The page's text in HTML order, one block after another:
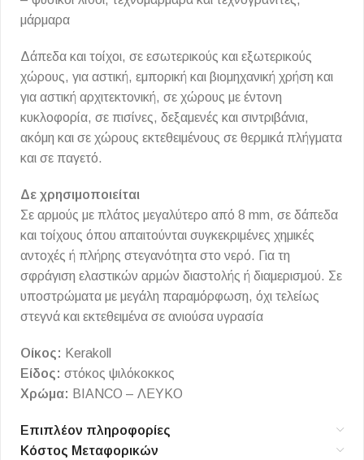
μάρμαρα
Δάπεδα και τοίχοι, σε εσωτερικούς και εξωτερικούς
χώρους, για αστική, εμπορική και βιομηχανική χρήση και
για αστική αρχιτεκτονική, σε χώρους με έντονη
κυκλοφορία, σε πισίνες, δεξαμενές και σιντριβάνια,
ακόμη και σε χώρους εκτεθειμένους σε θερμικά πλήγματα
και σε παγετό.
Δε χρησιμοποιείται
Σε αρμούς με πλάτος μεγαλύτερο από 8 mm, σε δάπεδα
και τοίχους όπου απαιτούνται συγκεκριμένες χημικές
αντοχές ή πλήρης στεγανότητα στο νερό. Για τη
σφράγιση ελαστικών αρμών διαστολής ή διαμερισμού. Σε
υποστρώματα με μεγάλη παραμόρφωση, όχι τελείως
στεγνά και εκτεθειμένα σε ανιούσα υγρασία
Οίκος: Kerakoll
Είδος: στόκος ψιλόκοκκος
Χρώμα: BIANCO – ΛΕΥΚΟ
Επιπλέον πληροφορίες
Κόστος Μεταφορικών